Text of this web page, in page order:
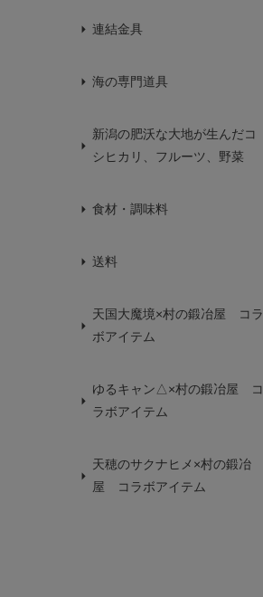
連結金具
海の専門道具
新潟の肥沃な大地が生んだコ
シヒカリ、フルーツ、野菜
食材・調味料
送料
天国大魔境×村の鍛冶屋 コラ
ボアイテム
ゆるキャン△×村の鍛冶屋 コ
ラボアイテム
天穂のサクナヒメ×村の鍛冶
屋 コラボアイテム